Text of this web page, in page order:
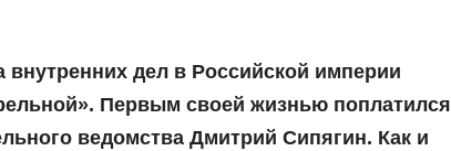
дел в Российской империи
Первым своей жизнью поплатился
ведомства Дмитрий Сипягин. Как и